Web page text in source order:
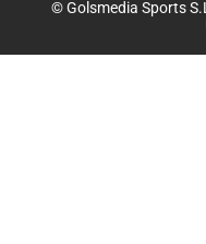
© Golsmedia Sports